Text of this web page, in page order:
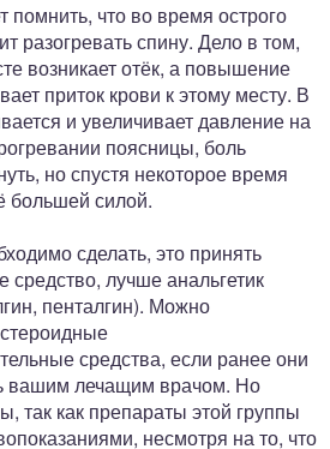
помнить, что во время острого
разогревать спину. Дело в том,
возникает отёк, а повышение
приток крови к этому месту. В
и увеличивает давление на
поясницы, боль
но спустя некоторое время
большей силой.
сделать, это принять
лучше анальгетик
пенталгин). Можно
средства, если ранее они
вашим лечащим врачом. Но
так как препараты этой группы
несмотря на то, что